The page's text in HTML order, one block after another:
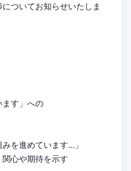
ついてお知らせいたしま
ます」への
を進めています…」
心や期待を示す